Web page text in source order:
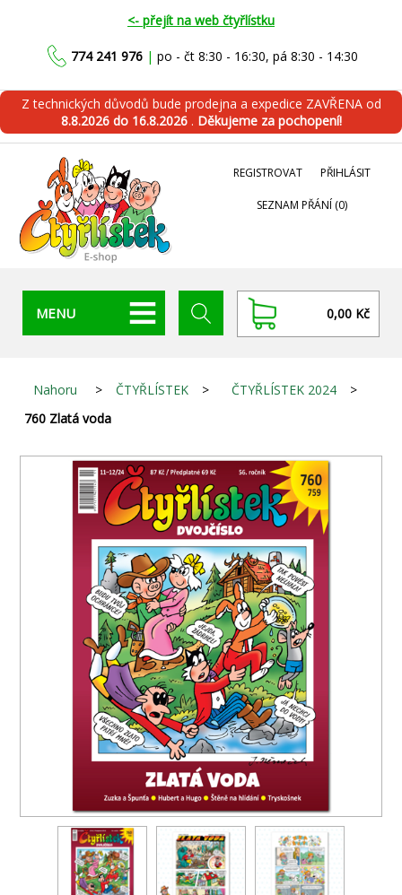
<- přejít na web čtyřlístku
774 241 976 | po - čt 8:30 - 16:30, pá 8:30 - 14:30
Z technických důvodů bude prodejna a expedice ZAVŘENA od
8.8.2026 do 16.8.2026 . Děkujeme za pochopení!
REGISTROVAT PŘIHLÁSIT
SEZNAM PŘÁNÍ (0)
MENU 0,00 Kč
Nahoru > ČTYŘLÍSTEK > ČTYŘLÍSTEK 2024
>
760 Zlatá voda